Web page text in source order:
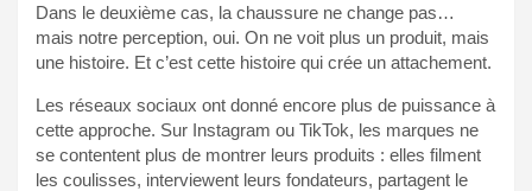
Dans le deuxième cas, la chaussure ne change pas…
mais notre perception, oui. On ne voit plus un produit, mais
une histoire. Et c’est cette histoire qui crée un attachement.
Les réseaux sociaux ont donné encore plus de puissance à
cette approche. Sur Instagram ou TikTok, les marques ne
se contentent plus de montrer leurs produits : elles filment
les coulisses, interviewent leurs fondateurs, partagent le